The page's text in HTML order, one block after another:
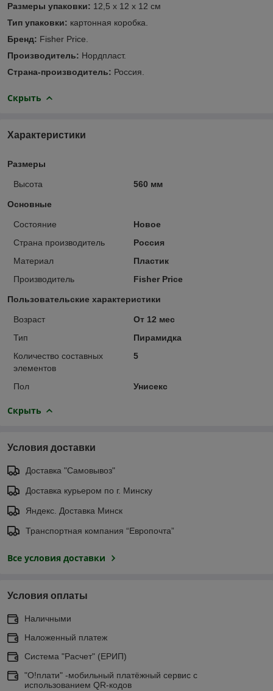
Размеры упаковки: 12,5 x 12 х 12 см
Тип упаковки: картонная коробка.
Бренд: Fisher Price.
Производитель: Нордпласт.
Страна-производитель: Россия.
Скрыть
Характеристики
Размеры
Высота 560 мм
Основные
Состояние
Новое
Страна производитель
Россия
Материал
Пластик
Производитель
Fisher Price
Пользовательские характеристики
Возраст
От 12 мес
Тип
Пирамидка
Количество составных
элементов
5
Пол Унисекс
Скрыть
Условия доставки
Доставка "Самовывоз"
Доставка курьером по г. Минску
Яндекс. Доставка Минск
Транспортная компания “Европочта”
Все условия доставки
Условия оплаты
Наличными
Наложенный платеж
Система "Расчет" (ЕРИП)
"О!плати" -мобильный платёжный сервис с
использованием QR-кодов